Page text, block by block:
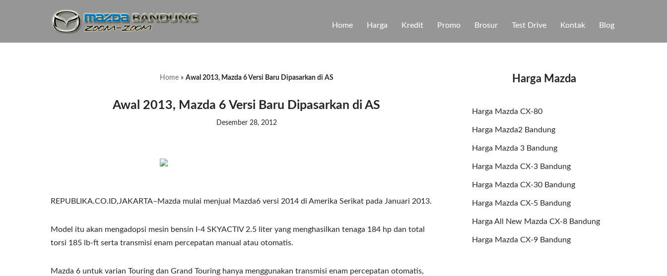
Home Harga Kredit Promo Brosur Test Drive Kontak Blog
Home» Awal 2013, Mazda 6 Versi Baru Dipasarkan di AS
Awal 2013, Mazda 6 Versi Baru Dipasarkan di AS
Desember 28, 2012
REPUBLIKA.CO.ID,JAKARTA–Mazda mulai menjual Mazda6 versi 2014 di Amerika Serikat pada Januari 2013.
Model itu akan mengadopsi mesin bensin I-4 SKYACTIV 2.5 liter yang menghasilkan tenaga 184 hp dan total
torsi 185 lb-ft serta transmisi enam percepatan manual atau otomatis.
Mazda 6 untuk varian Touring dan Grand Touring hanya menggunakan transmisi enam percepatan otomatis,
Harga Mazda
Harga Mazda CX-80
Harga Mazda2 Bandung
Harga Mazda 3 Bandung
Harga Mazda CX-3 Bandung
Harga Mazda CX-30 Bandung
Harga Mazda CX-5 Bandung
Harga All New Mazda CX-8 Bandung
Harga Mazda CX-9 Bandung